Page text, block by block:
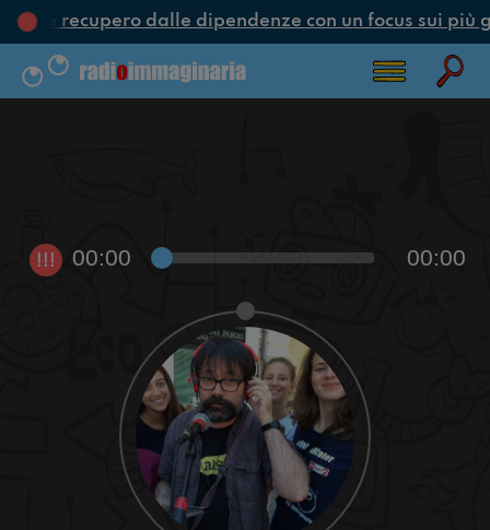
e recupero dalle dipendenze con un focus sui più
!!! 00:00 00:00